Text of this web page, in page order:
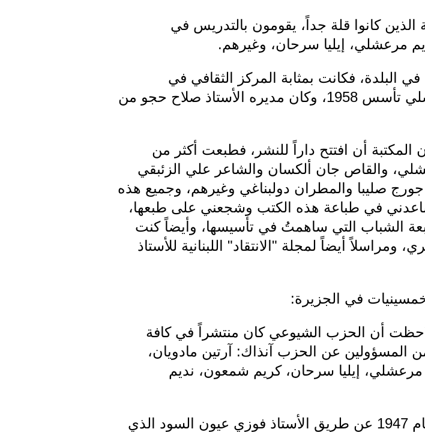
الذين كانوا قلة جداً، يقومون بالتدريس في
مرعشلي، إيليا سرحان، وغيرهم.
البلدة، فكانت بمثابة المركز الثقافي في
القامشلي، علماً أن المركز الثقافي في القامشلي تأسس 1958، وكان مديره الأستاذ صلاح حجو من
أن افتتح داراً للنشر، فطبعت أكثر من
والقاص جان ألكسان والشاعر علي الزئبقي
صليبا والمطران دولبناغي وغيرهم، وجميع هذه
من عام 1947 حتى 1958 وقد ساعدني في طباعة هذه الكتب وشجعني على طبعها،
الشباب التي ساهمتُ في تأسيسها، وأيضاً كنت
ومراسلاً أيضاً لمجلة "الانتقاد" اللبنانية للأستاذ
في الجزيرة:
أنني مقيم في المنطقة منذ عام 1940 لاحظت أن الحزب الشيوعي كان منتشراً في كافة
المسؤولين عن الحزب آنذاك: آرتين مادويان،
إيليا سرحان، كريم شمعون، نديم
أما حزب البعث فأتذكر أنه جاء إلى المنطقة عام 1947 عن طريق الأستاذ فوزي عيون السود الذي